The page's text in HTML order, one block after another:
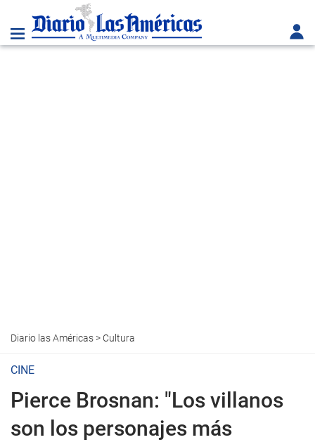
Diario las Américas> Cultura
CINE
Pierce Brosnan: "Los villanos
son los personajes más